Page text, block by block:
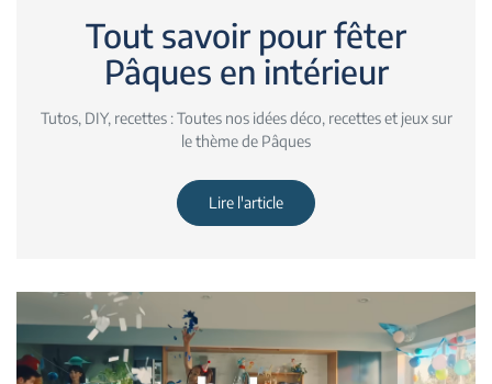
Tout savoir pour fêter
Pâques en intérieur
Tutos, DIY, recettes : Toutes nos idées déco, recettes et jeux sur
le thème de Pâques
Lire l'article